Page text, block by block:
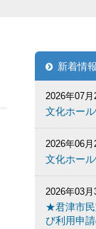
新着情報
2026年07月
文化ホー
2026年06月
文化ホー
2026年03月
★君津市民
び利用申